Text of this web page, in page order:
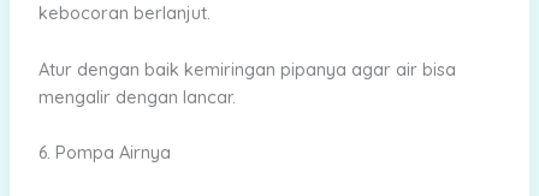
kebocoran berlanjut.
Atur dengan baik kemiringan pipanya agar air bisa
mengalir dengan lancar.
6. Pompa Airnya